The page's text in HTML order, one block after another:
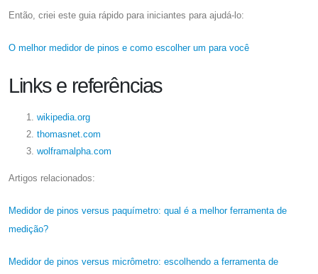
Então, criei este guia rápido para iniciantes para ajudá-lo:
O melhor medidor de pinos e como escolher um para você
Links e referências
wikipedia.org
thomasnet.com
wolframalpha.com
Artigos relacionados:
Medidor de pinos versus paquímetro: qual é a melhor ferramenta de
medição?
Medidor de pinos versus micrômetro: escolhendo a ferramenta de